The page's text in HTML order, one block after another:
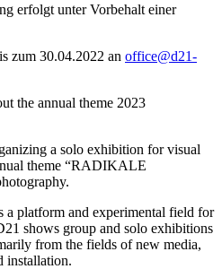
erfolgt unter Vorbehalt einer
zum 30.04.2022 an office@d21-
the annu­al the­me 2023
a solo exhi­bi­ti­on for visu­al
the­me “RADIKALE
a plat­form and expe­ri­men­tal field for
shows group and solo exhi­bi­ti­ons
from the fields of new media,
installation.